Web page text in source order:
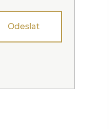
Odeslat